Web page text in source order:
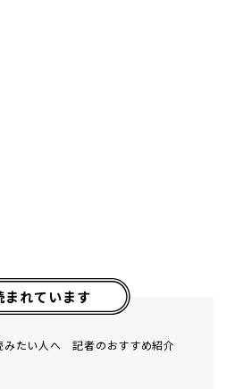
まれています
みたい人へ 記者のおすすめ紹介